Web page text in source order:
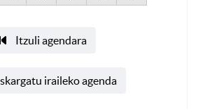
Itzuli agendara
iraileko agenda